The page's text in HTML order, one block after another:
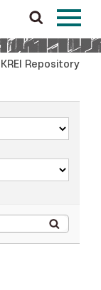
KREI Repository